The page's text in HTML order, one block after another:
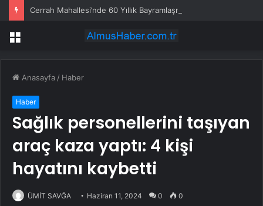
Cerrah Mahallesi’nde 60 Yıllık Bayramlaşma Geleneği
Menü
Anasayfa / Haber
Haber
Sağlık personellerini taşıyan
araç kaza yaptı: 4 kişi
hayatını kaybetti
ÜMİT SAVĞA Haziran 11, 2024 0 0